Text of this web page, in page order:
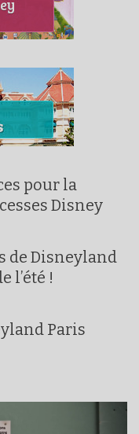
pour la
Disney
de Disneyland
l’été !
Paris